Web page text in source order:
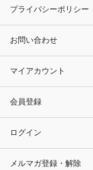
プライバシーポリシー
お問い合わせ
マイアカウント
会員登録
ログイン
メルマガ登録・解除